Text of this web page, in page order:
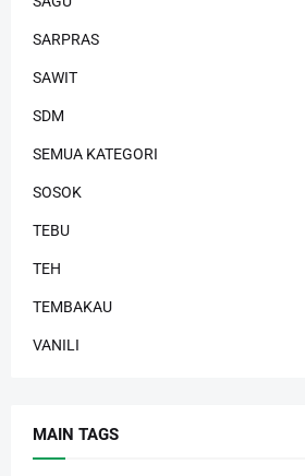
SARPRAS
SAWIT
SDM
SEMUA KATEGORI
SOSOK
TEBU
TEH
TEMBAKAU
VANILI
MAIN TAGS